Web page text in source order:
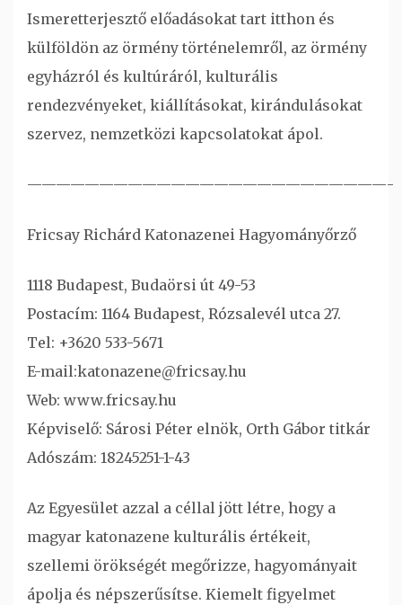
Ismeretterjesztő előadásokat tart itthon és
külföldön az örmény történelemről, az örmény
egyházról és kultúráról, kulturális
rendezvényeket, kiállításokat, kirándulásokat
szervez, nemzetközi kapcsolatokat ápol.
—————————————————————————-
Fricsay Richárd Katonazenei Hagyományőrző
1118 Budapest, Budaörsi út 49-53
Postacím: 1164 Budapest, Rózsalevél utca 27.
Tel: +3620 533-5671
E-mail:katonazene@fricsay.hu
Web: www.fricsay.hu
Képviselő: Sárosi Péter elnök, Orth Gábor titkár
Adószám: 18245251-1-43
Az Egyesület azzal a céllal jött létre, hogy a
magyar katonazene kulturális értékeit,
szellemi örökségét megőrizze, hagyományait
ápolja és népszerűsítse. Kiemelt figyelmet